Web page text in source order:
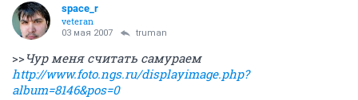
space_r
veteran
03 мая 2007 truman
>> Чур меня считать самураем
http://www.foto.ngs.ru/displayimage.php?
album=8146&pos=0